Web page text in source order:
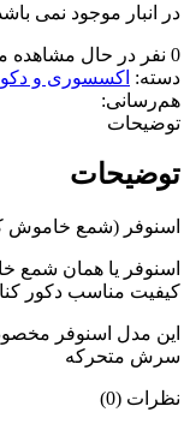
در انبار موجود نمی
0 نفر در حال مشاهده
دسته: اکسسوری و
هم‌رسانی:
توضیحات
توضیحات
اسنوفر (شمع خاموش
اسنوفر یا همان شمع
کیفیت مناسب دکور
این مدل اسنوفر
سرش متحرکه
نظرات (0)